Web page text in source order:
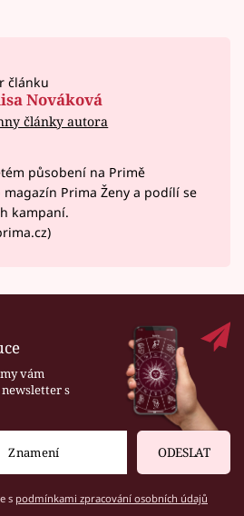
článku
Nováková
články autora
působení na Primě
Prima Ženy a podílí se
kampaní.
vám
s
ODESLAT
s podmínkami zpracování osobních údajů